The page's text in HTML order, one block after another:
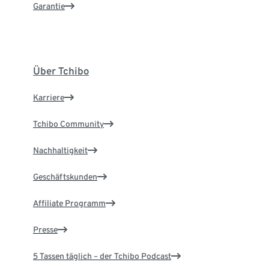
Garantie
Über Tchibo
Karriere
Tchibo Community
Nachhaltigkeit
Geschäftskunden
Affiliate Programm
Presse
5 Tassen täglich – der Tchibo Podcast